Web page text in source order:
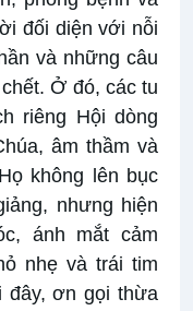
đối diện với nỗi
và những câu
Ở đó, các tu
riêng Hội dòng
âm thầm và
không lên bục
nhưng hiện
ánh mắt cảm
nhẹ và trái tim
đây, ơn gọi thừa